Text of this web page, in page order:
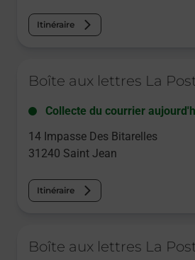
Itinéraire
Boîte aux lettres La
Collecte du courrier
14 Impasse Des Bitarelles
31240 Saint Jean
Itinéraire
Boîte aux lettres La